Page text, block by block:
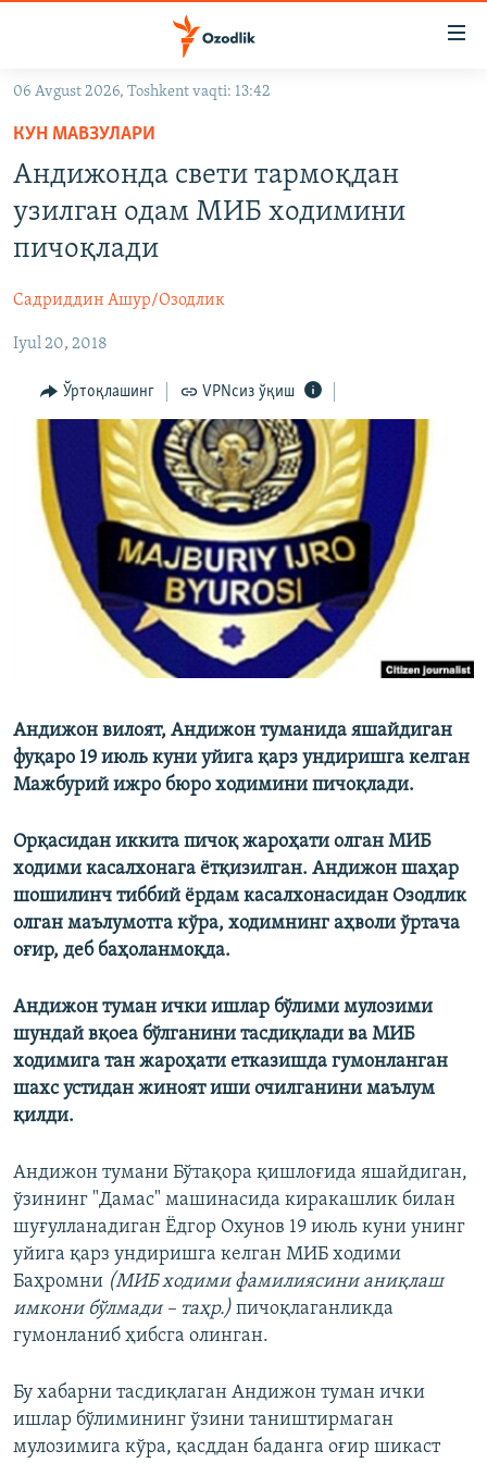
Асосий
навигацияга
ўтинг
Қидиришга
ўтинг
OZODARXIV
На русском
ИЖТИМОИЙ ТАРМОҚЛАР
Озодлик бошқа тилларда
06 Avgust 2026, Toshkent vaqti: 13:42
КУН МАВЗУЛАРИ
Андижонда свети тармоқдан
узилган одам МИБ ходимини
пичоқлади
Садриддин Ашур/Озодлик
Iyul 20, 2018
Ўртоқлашинг VPNсиз ўқиш
Андижон вилоят, Андижон туманида яшайдиган
фуқаро 19 июль куни уйига қарз ундиришга келган
Мажбурий ижро бюро ходимини пичоқлади.
Орқасидан иккита пичоқ жароҳати олган МИБ
ходими касалхонага ётқизилган. Андижон шаҳар
шошилинч тиббий ёрдам касалхонасидан Озодлик
олган маълумотга кўра, ходимнинг аҳволи ўртача
оғир, деб баҳоланмоқда.​
Андижон туман ички ишлар бўлими мулозими
шундай вқоеа бўлганини тасдиқлади ва МИБ
ходимига тан жароҳати етказишда гумонланган
шахс устидан жиноят иши очилганини маълум
қилди.
Андижон тумани Бўтақора қишлоғида яшайдиган,
ўзининг "Дамас" машинасида киракашлик билан
шуғулланадиган Ёдгор Охунов 19 июль куни унинг
уйига қарз ундиришга келган МИБ ходими
Баҳромни (МИБ ходими фамилиясини аниқлаш
имкони бўлмади – таҳр.) пичоқлаганликда
гумонланиб ҳибсга олинган.
Бу хабарни тасдиқлаган Андижон туман ички
ишлар бўлимининг ўзини таништирмаган
мулозимига кўра, қасддан баданга оғир шикаст